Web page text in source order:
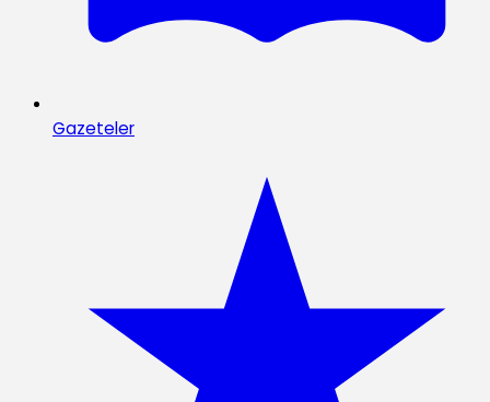
Gazeteler